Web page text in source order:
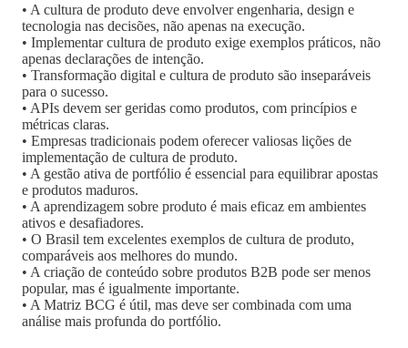
• A cultura de produto deve envolver engenharia, design e
tecnologia nas decisões, não apenas na execução.
• Implementar cultura de produto exige exemplos práticos, não
apenas declarações de intenção.
• Transformação digital e cultura de produto são inseparáveis
para o sucesso.
• APIs devem ser geridas como produtos, com princípios e
métricas claras.
• Empresas tradicionais podem oferecer valiosas lições de
implementação de cultura de produto.
• A gestão ativa de portfólio é essencial para equilibrar apostas
e produtos maduros.
• A aprendizagem sobre produto é mais eficaz em ambientes
ativos e desafiadores.
• O Brasil tem excelentes exemplos de cultura de produto,
comparáveis aos melhores do mundo.
• A criação de conteúdo sobre produtos B2B pode ser menos
popular, mas é igualmente importante.
• A Matriz BCG é útil, mas deve ser combinada com uma
análise mais profunda do portfólio.